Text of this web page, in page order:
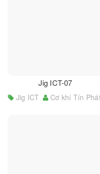
Jig ICT-07
Jig ICT Cơ khí Tín